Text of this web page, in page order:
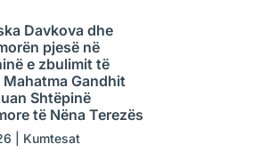
Davkova dhe
pjesë në
e zbulimit të
Gandhit
Shtëpinë
të Nëna Terezës
Kumtesat